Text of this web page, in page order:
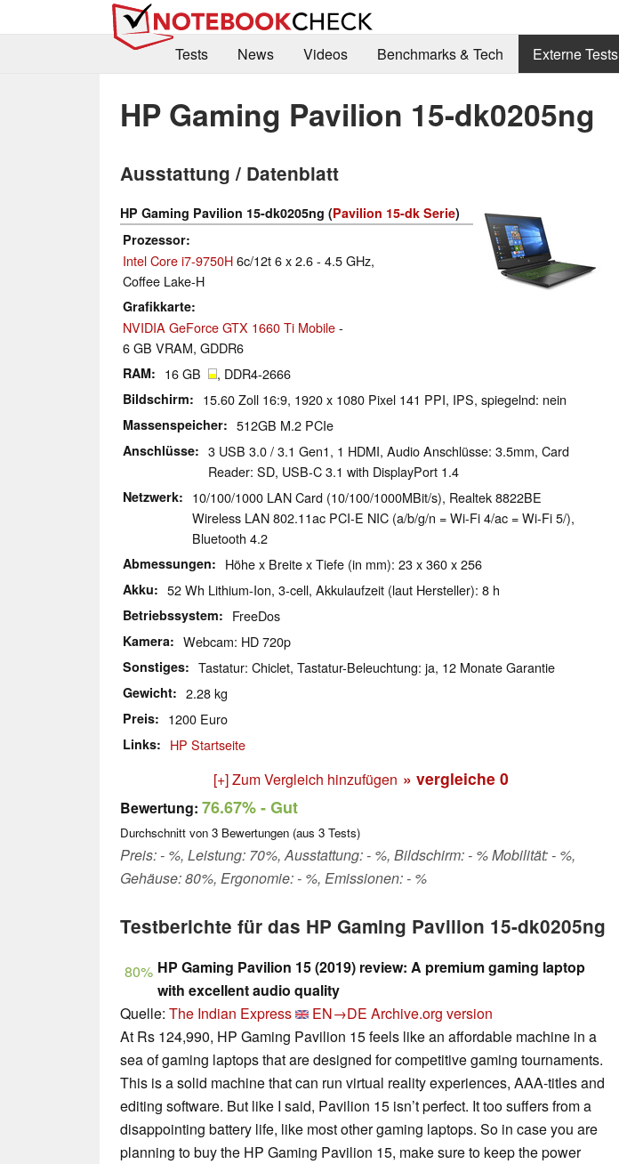
Tests
News Videos Benchmarks & Tech Externe Tests
HP Gaming Pavilion 15-dk0205ng
Ausstattung / Datenblatt
HP Gaming Pavilion 15-dk0205ng (Pavilion 15-dk Serie)
Prozessor
Intel Core i7-9750H6c/12t 6 x 2.6 - 4.5 GHz,
Coffee Lake-H
Grafikkarte
NVIDIA GeForce GTX 1660 Ti Mobile-
6 GB VRAM, GDDR6
RAM 16 GB , DDR4-2666
Bildschirm 15.60 Zoll 16:9, 1920 x 1080 Pixel 141 PPI, IPS, spiegelnd: nein
Massenspeicher 512GB M.2 PCIe
Anschlüsse
3 USB 3.0 / 3.1 Gen1, 1 HDMI, Audio Anschlüsse: 3.5mm, Card
Reader: SD, USB-C 3.1 with DisplayPort 1.4
Netzwerk
10/100/1000 LAN Card (10/100/1000MBit/s), Realtek 8822BE
Wireless LAN 802.11ac PCI-E NIC (a/b/g/n = Wi-Fi 4/ac = Wi-Fi 5/),
Bluetooth 4.2
Abmessungen Höhe x Breite x Tiefe (in mm): 23 x 360 x 256
Akku 52 Wh Lithium-Ion, 3-cell, Akkulaufzeit (laut Hersteller): 8 h
Betriebssystem FreeDos
Kamera Webcam: HD 720p
Sonstiges Tastatur: Chiclet, Tastatur-Beleuchtung: ja, 12 Monate Garantie
Gewicht 2.28 kg
Preis 1200 Euro
Links HP Startseite
[+] Zum Vergleich hinzufügen » vergleiche 0
Bewertung: 76.67%- Gut
Durchschnitt von 3 Bewertungen (aus 3 Tests)
Preis: - %, Leistung: 70%, Ausstattung: - %, Bildschirm: - % Mobilität: - %,
Gehäuse: 80%, Ergonomie: - %, Emissionen: - %
Testberichte für das HP Gaming Pavilion 15-dk0205ng
80% HP Gaming Pavilion 15 (2019) review: A premium gaming laptop
with excellent audio quality
Quelle: The Indian Express EN→DE Archive.org version
At Rs 124,990, HP Gaming Pavilion 15 feels like an affordable machine in a
sea of gaming laptops that are designed for competitive gaming tournaments.
This is a solid machine that can run virtual reality experiences, AAA-titles and
editing software. But like I said, Pavilion 15 isn’t perfect. It too suffers from a
disappointing battery life, like most other gaming laptops. So in case you are
planning to buy the HP Gaming Pavilion 15, make sure to keep the power